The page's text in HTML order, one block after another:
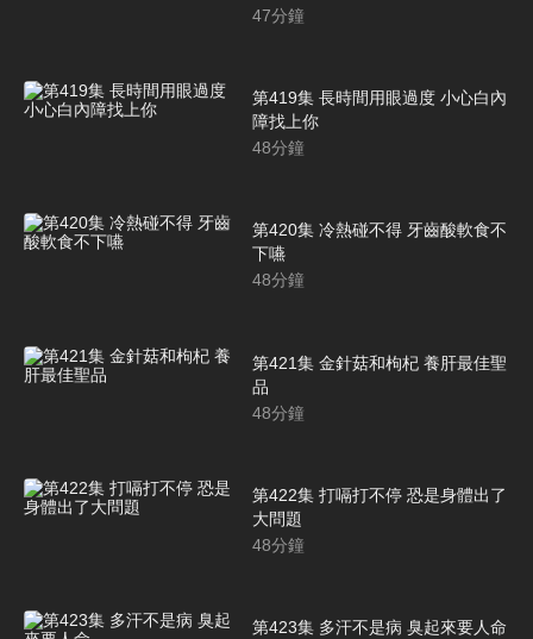
47分鐘
第419集 長時間用眼過度 小心白內
障找上你
48分鐘
第420集 冷熱碰不得 牙齒酸軟食不
下嚥
48分鐘
第421集 金針菇和枸杞 養肝最佳聖
品
48分鐘
第422集 打嗝打不停 恐是身體出了
大問題
48分鐘
第423集 多汗不是病 臭起來要人命